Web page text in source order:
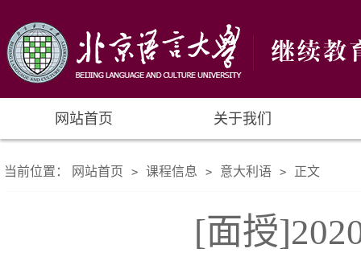
网站首页 关于我们
当前位置： 网站首页 > 课程信息 > 意大利语 > 正文
[面授